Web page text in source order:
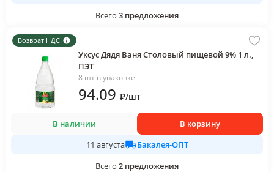
Всего 3 предложения
Возврат НДС
Уксус Дядя Ваня Столовый пищевой 9% 1 л.,
ПЭТ
8 шт в упаковке
94.09 ₽/шт
В наличии
В корзину
11 августа
Бакалея-ОПТ
Всего 2 предложения